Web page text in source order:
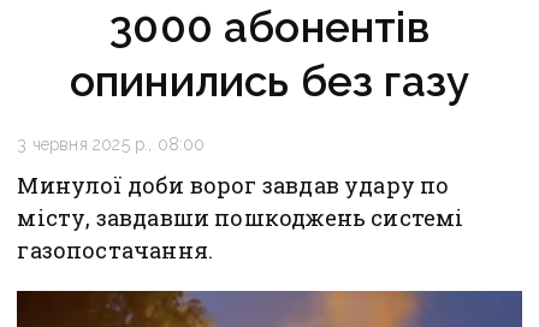
3000 абонентів
опинились без газу
3 червня 2025 р., 08:00
Минулої доби ворог завдав удару по
місту, завдавши пошкоджень системі
газопостачання.